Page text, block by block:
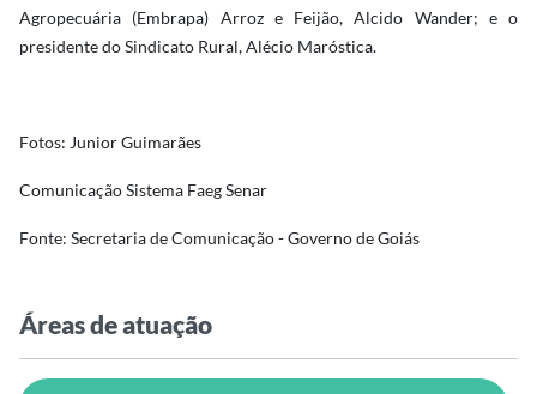
Agropecuária (Embrapa) Arroz e Feijão, Alcido Wander; e o
presidente do Sindicato Rural, Alécio Maróstica.
Fotos: Junior Guimarães
Comunicação Sistema Faeg Senar
Fonte: Secretaria de Comunicação - Governo de Goiás
Áreas de atuação